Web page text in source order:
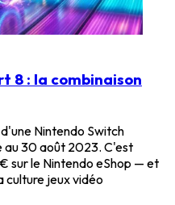
8 : la combinaison
Nintendo Switch
au 30 août 2023. C'est
sur le Nintendo eShop — et
culture jeux vidéo